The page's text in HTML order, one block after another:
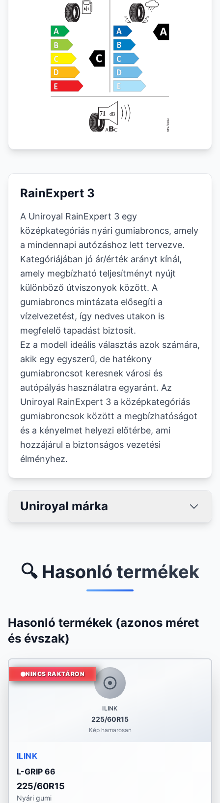
RainExpert 3
A Uniroyal RainExpert 3 egy
középkategóriás nyári gumiabroncs, amely
a mindennapi autózáshoz lett tervezve.
Kategóriájában jó ár/érték arányt kínál,
amely megbízható teljesítményt nyújt
különböző útviszonyok között. A
gumiabroncs mintázata elősegíti a
vízelvezetést, így nedves utakon is
megfelelő tapadást biztosít.
Ez a modell ideális választás azok számára,
akik egy egyszerű, de hatékony
gumiabroncsot keresnek városi és
autópályás használatra egyaránt. Az
Uniroyal RainExpert 3 a középkategóriás
gumiabroncsok között a megbízhatóságot
és a kényelmet helyezi előtérbe, ami
hozzájárul a biztonságos vezetési
élményhez.
Uniroyal márka
🔍 Hasonló termékek
Hasonló termékek (azonos méret
és évszak)
ILINK
225/60R15
Kép hamarosan
NINCS RAKTÁRON
ILINK
L-GRIP 66
225/60R15
Nyári gumi